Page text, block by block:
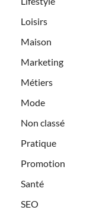
Loisirs
Maison
Marketing
Métiers
Mode
Non classé
Pratique
Promotion
Santé
SEO